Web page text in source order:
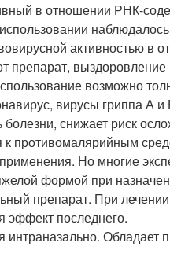
в отношении РНК-
активностью в
препарат,
возможно
вирусы гриппа А
снижает риск
к противомалярийным
Но многие
формой при
препарат. При
эффект последнего.
Обладает